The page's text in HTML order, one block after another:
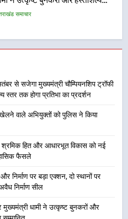
गठनसमाचार
समाचार
देहरादून आर्थिक कॉरिडोर से जुड़ी
डीएम ने किया निरीक्षण; समयबद्ध एवं
निर्माण सुनिश्चित करने के
डीएम
समाचार
महाकुंभ 2026ः 01 सितंबर से सजेगा
पंचायत से राज्य स्तर तक होगा
समाचार
से सजेगा मुख्यमंत्री चौम्पियनशिप ट्रॉफी
स्तर तक होगा प्रतिभा का प्रदर्शन
वाले अभियुक्तों को पुलिस ने किया
श्रमिक हित और आधारभूत विकास को नई
फैसले
निर्माण पर बड़ा एक्शन, दो स्थानों पर
निर्माण सील
मुख्यमंत्री धामी ने उत्कृष्ट बुनकरों और